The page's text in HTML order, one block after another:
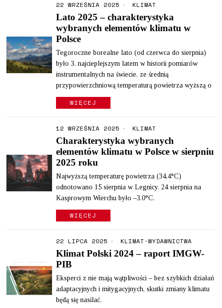
22 WRZEŚNIA 2025 KLIMAT
Lato 2025 – charakterystyka
wybranych elementów klimatu w
Polsce
Tegoroczne borealne lato (od czerwca do sierpnia)
było 3. najcieplejszym latem w historii pomiarów
instrumentalnych na świecie, ze średnią
przypowierzchniową temperaturą powietrza wyższą o
WIĘCEJ
12 WRZEŚNIA 2025 KLIMAT
Charakterystyka wybranych
elementów klimatu w Polsce w sierpniu
2025 roku
Najwyższą temperaturę powietrza (34,4°C)
odnotowano 15 sierpnia w Legnicy. 24 sierpnia na
Kasprowym Wierchu było –3,0°C.
WIĘCEJ
22 LIPCA 2025 KLIMAT ·WYDAWNICTWA
Klimat Polski 2024 – raport IMGW-
PIB
Eksperci z nie mają wątpliwości – bez szybkich działań
adaptacyjnych i mitygacyjnych, skutki zmiany klimatu
będą się nasilać.